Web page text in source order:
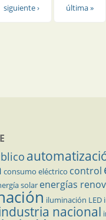
siguiente › última »
consumo eléctrico control
solar energías
iluminación LED
nacional